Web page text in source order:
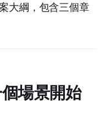
大綱，包含三個章
場景開始